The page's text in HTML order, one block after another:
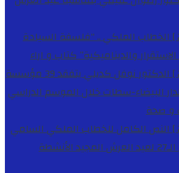
الخطاب الملكي .. “فلسفة السيادة
والديناميكية”كتاب و اراء
الدكتور نوفل كديلي يتفقد 39 مؤسسة
البيضاء-سطات خلال الموسم الدراسي
صحة
النص الكامل للخطاب الملكي السامي
الأنشطة